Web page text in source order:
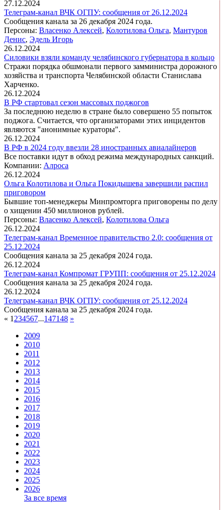
27.12.2024
Телеграм-канал ВЧК ОГПУ: сообщения от 26.12.2024
Сообщения канала за 26 декабря 2024 года.
Персоны: Власенко Алексей, Колотилова Ольга, Мантуров
Денис, Эдель Игорь
26.12.2024
Силовики взяли команду челябинского губернатора в кольцо
Стражи порядка обшмонали первого замминистра дорожного
хозяйства и транспорта Челябинской области Станислава
Харченко.
26.12.2024
В РФ стартовал сезон массовых поджогов
За последнюю неделю в стране было совершено 55 попыток
поджога. Считается, что организаторами этих инцидентов
являются "анонимные кураторы".
26.12.2024
В РФ в 2024 году ввезли 28 иностранных авиалайнеров
Все поставки идут в обход режима международных санкций.
Компании: Алроса
26.12.2024
Ольга Колотилова и Ольга Покидышева завершили распил
приговором
Бывшие топ-менеджеры Минпромторга приговорены по делу
о хищении 450 миллионов рублей.
Персоны: Власенко Алексей, Колотилова Ольга
26.12.2024
Телеграм-канал Временное правительство 2.0: сообщения от
25.12.2024
Сообщения канала за 25 декабря 2024 года.
26.12.2024
Телеграм-канал Компромат ГРУПП: сообщения от 25.12.2024
Сообщения канала за 25 декабря 2024 года.
26.12.2024
Телеграм-канал ВЧК ОГПУ: сообщения от 25.12.2024
Сообщения канала за 25 декабря 2024 года.
« 1 234567...147148 »
2009
2010
2011
2012
2013
2014
2015
2016
2017
2018
2019
2020
2021
2022
2023
2024
2025
2026
За все время